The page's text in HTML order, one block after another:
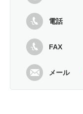
電話
FAX
メール